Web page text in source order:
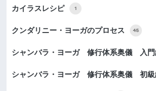
カイラスレシピ 1
クンダリニー・ヨーガのプロセス 45
シャンバラ・ヨーガ 修行体系奥儀 入門
シャンバラ・ヨーガ 修行体系奥儀 初級